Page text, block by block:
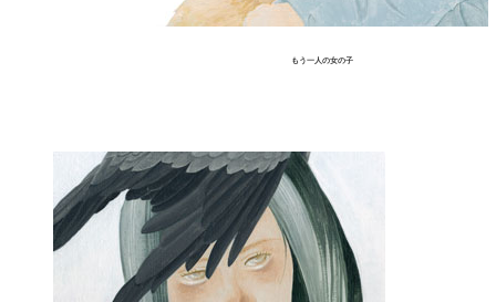
もう一人の女の子